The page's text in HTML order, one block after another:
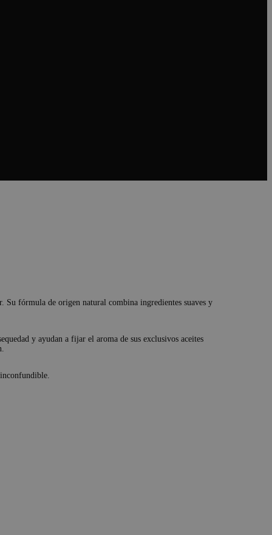
fórmula de origen natural combina ingredientes suaves y
y ayudan a fijar el aroma de sus exclusivos aceites